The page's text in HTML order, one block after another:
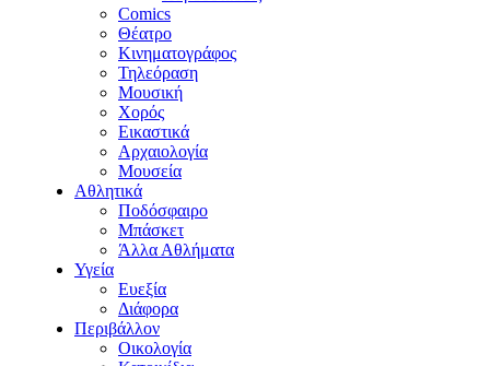
Comics
Θέατρο
Κινηματογράφος
Τηλεόραση
Μουσική
Χορός
Εικαστικά
Αρχαιολογία
Μουσεία
Αθλητικά
Ποδόσφαιρο
Μπάσκετ
Άλλα Αθλήματα
Υγεία
Ευεξία
Διάφορα
Περιβάλλον
Οικολογία